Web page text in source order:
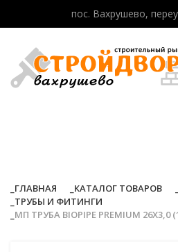
пос. Вахрушево,
ГЛАВНАЯ КАТАЛОГ ТОВАРОВ
ТРУБЫ И ФИТИНГИ
МП ТРУБА BIOPIPE PREMIUM 26Х3,0